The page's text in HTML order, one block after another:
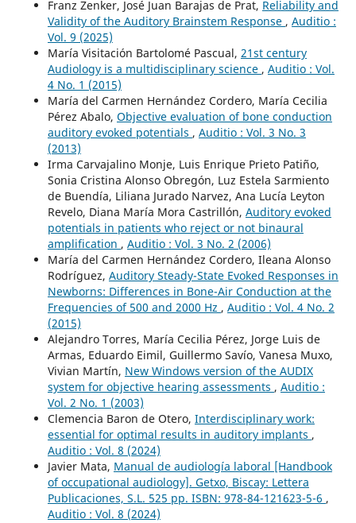
Franz Zenker, José Juan Barajas de Prat, Reliability and
Validity of the Auditory Brainstem Response , Auditio :
Vol. 9 (2025)
María Visitación Bartolomé Pascual, 21st century
Audiology is a multidisciplinary science , Auditio : Vol.
4 No. 1 (2015)
María del Carmen Hernández Cordero, María Cecilia
Pérez Abalo, Objective evaluation of bone conduction
auditory evoked potentials , Auditio : Vol. 3 No. 3
(2013)
Irma Carvajalino Monje, Luis Enrique Prieto Patiño,
Sonia Cristina Alonso Obregón, Luz Estela Sarmiento
de Buendía, Liliana Jurado Narvez, Ana Lucía Leyton
Revelo, Diana María Mora Castrillón, Auditory evoked
potentials in patients who reject or not binaural
amplification , Auditio : Vol. 3 No. 2 (2006)
María del Carmen Hernández Cordero, Ileana Alonso
Rodríguez, Auditory Steady-State Evoked Responses in
Newborns: Differences in Bone-Air Conduction at the
Frequencies of 500 and 2000 Hz , Auditio : Vol. 4 No. 2
(2015)
Alejandro Torres, María Cecilia Pérez, Jorge Luis de
Armas, Eduardo Eimil, Guillermo Savío, Vanesa Muxo,
Vivian Martín, New Windows version of the AUDIX
system for objective hearing assessments , Auditio :
Vol. 2 No. 1 (2003)
Clemencia Baron de Otero, Interdisciplinary work:
essential for optimal results in auditory implants ,
Auditio : Vol. 8 (2024)
Javier Mata, Manual de audiología laboral [Handbook
of occupational audiology]. Getxo, Biscay: Lettera
Publicaciones, S.L. 525 pp. ISBN: 978-84-121623-5-6 ,
Auditio : Vol. 8 (2024)